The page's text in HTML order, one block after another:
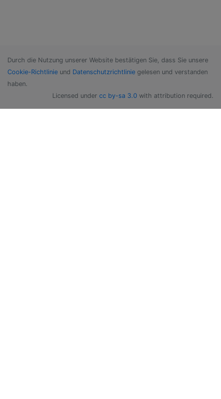
Durch die Nutzung unserer Website bestätigen Sie, dass Sie unsere
Cookie-Richtlinie und Datenschutzrichtlinie gelesen und verstanden
haben.
Licensed under cc by-sa 3.0 with attribution required.